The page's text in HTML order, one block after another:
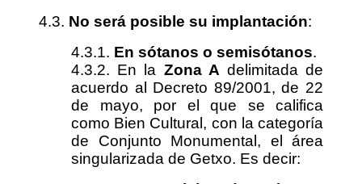
4.3. No será posible su implantación:
4.3.1. En sótanos o semisótanos.
4.3.2. En la Zona A delimitada de
acuerdo al Decreto 89/2001, de 22
de mayo, por el que se califica
como Bien Cultural, con la categoría
de Conjunto Monumental, el área
singularizada de Getxo. Es decir: